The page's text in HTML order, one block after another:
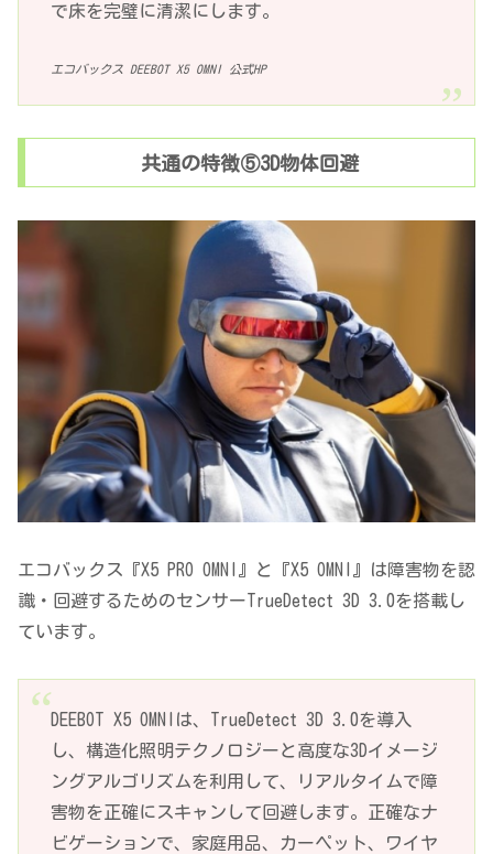
で床を完璧に清潔にします。
エコバックス DEEBOT X5 OMNI 公式HP
共通の特徴⑤3D物体回避
エコバックス『X5 PRO OMNI』と『X5 OMNI』は障害物を認
識・回避するためのセンサーTrueDetect 3D 3.0を搭載し
ています。
DEEBOT X5 OMNIは、TrueDetect 3D 3.0を導入
し、構造化照明テクノロジーと高度な3Dイメージ
ングアルゴリズムを利用して、リアルタイムで障
害物を正確にスキャンして回避します。正確なナ
ビゲーションで、家庭用品、カーペット、ワイヤ